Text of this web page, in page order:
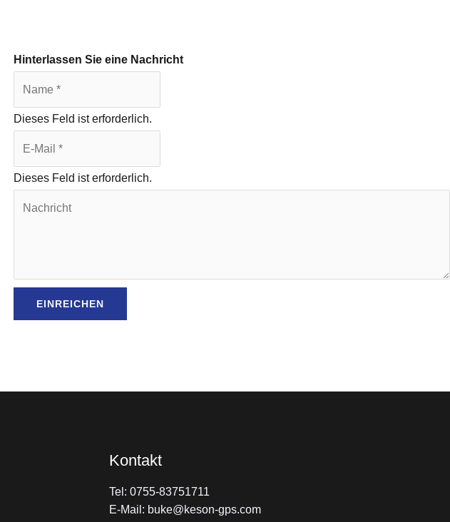
Hinterlassen Sie eine Nachricht
Dieses Feld ist erforderlich.
Dieses Feld ist erforderlich.
EINREICHEN
Kontakt
Tel: 0755-83751711
E-Mail: buke@keson-gps.com